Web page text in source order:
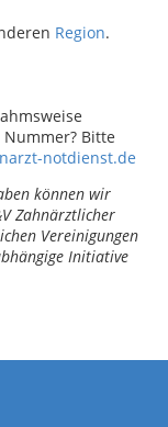
Region.
Bitte
notdienst.de
können wir
Zahnärztlicher
Vereinigungen
Initiative